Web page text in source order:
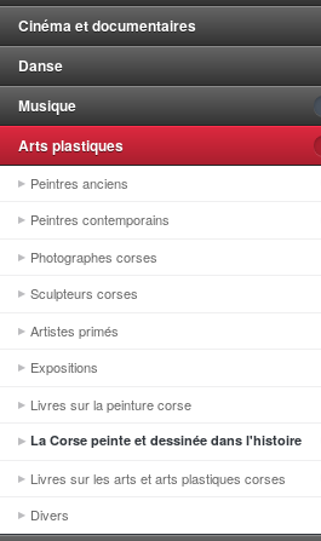
Cinéma et documentaires
Danse
Musique
Arts plastiques
Peintres anciens
Peintres contemporains
Photographes corses
Sculpteurs corses
Artistes primés
Expositions
Livres sur la peinture corse
La Corse peinte et dessinée dans l'histoire
Livres sur les arts et arts plastiques corses
Divers